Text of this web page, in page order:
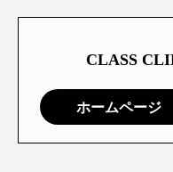
CLASS
ホームページ